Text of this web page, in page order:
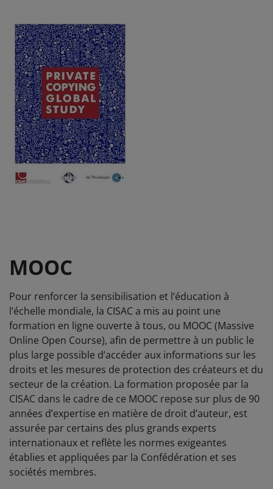
MOOC
Pour renforcer la sensibilisation et l’éducation à
l’échelle mondiale, la CISAC a mis au point une
formation en ligne ouverte à tous, ou MOOC (Massive
Online Open Course), afin de permettre à un public le
plus large possible d’accéder aux informations sur les
droits et les mesures de protection des créateurs et du
secteur de la création. La formation proposée par la
CISAC dans le cadre de ce MOOC repose sur plus de 90
années d’expertise en matière de droit d’auteur, est
assurée par certains des plus grands experts
internationaux et reflète les normes exigeantes
établies et appliquées par la Confédération et ses
sociétés membres.